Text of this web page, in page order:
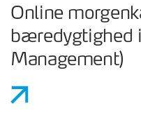
Online
bæredygtighed
Management)